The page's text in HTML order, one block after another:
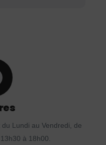
Lundi au Vendredi, de
à 18h00.